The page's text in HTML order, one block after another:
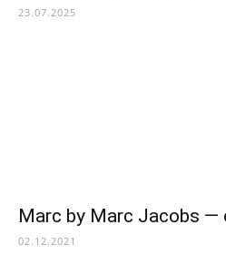
23.07.2025
Marc by Marc Jacobs —
02.12.2021